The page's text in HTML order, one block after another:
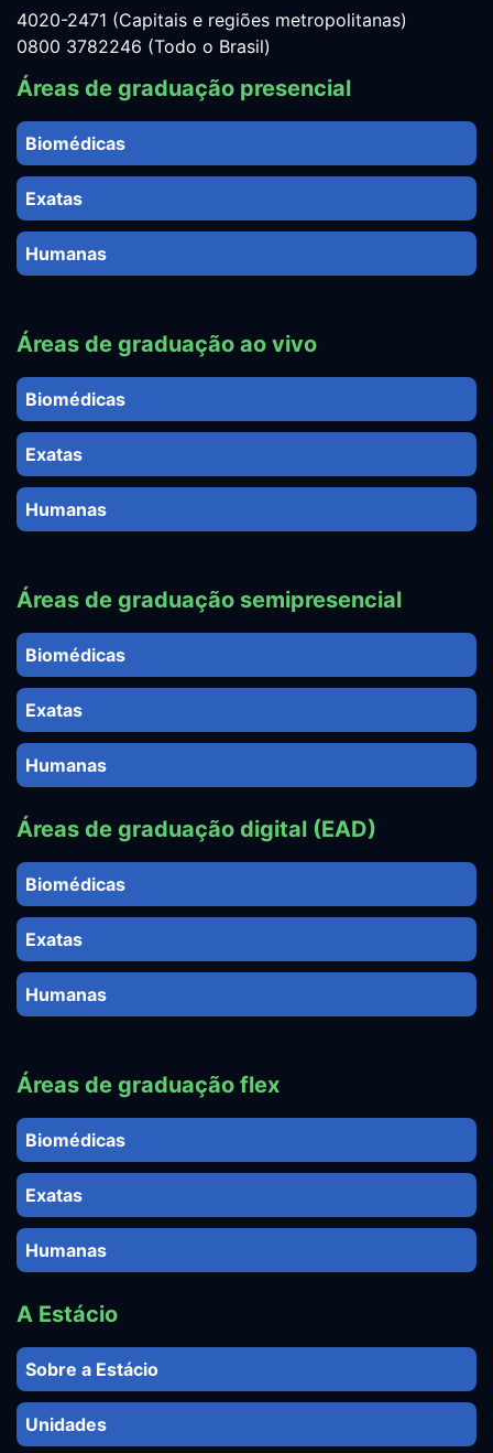
4020-2471 (Capitais e regiões metropolitanas)
0800 3782246 (Todo o Brasil)
Áreas de graduação presencial
Biomédicas
Exatas
Humanas
Áreas de graduação ao vivo
Biomédicas
Exatas
Humanas
Áreas de graduação semipresencial
Biomédicas
Exatas
Humanas
Áreas de graduação digital (EAD)
Biomédicas
Exatas
Humanas
Áreas de graduação flex
Biomédicas
Exatas
Humanas
A Estácio
Sobre a Estácio
Unidades